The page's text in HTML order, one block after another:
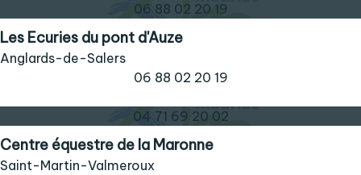
06 88 02 20 19
Les Ecuries du pont d'Auze
Anglards-de-Salers
06 88 02 20 19
04 71 69 20 02
Centre équestre de la Maronne
Saint-Martin-Valmeroux